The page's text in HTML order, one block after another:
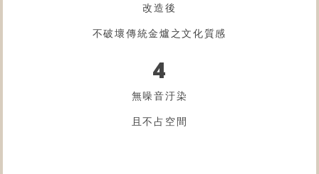
改造後
不破壞傳統金爐之文化質感
4
無噪音汙染
且不占空間